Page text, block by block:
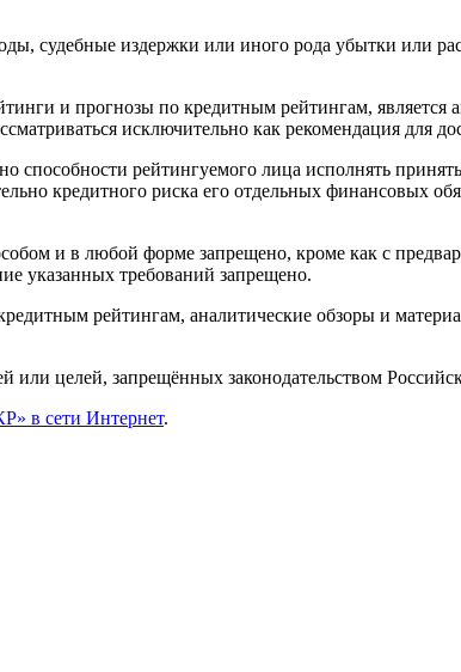
судебные издержки или иного рода убытки или
и прогнозы по кредитным рейтингам, является
исключительно как рекомендация для
рейтингуемого лица исполнять
кредитного риска его отдельных финансовых
и в любой форме запрещено, кроме как с
указанных требований запрещено.
рейтингам, аналитические обзоры и
целей, запрещённых законодательством
в сети Интернет.